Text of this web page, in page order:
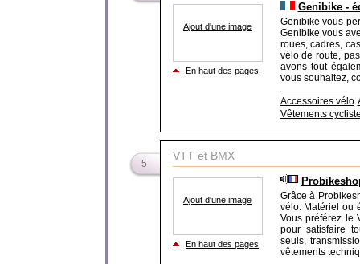
Ajout d'une image
En haut des pages
Genibike -
Genibike vous
Genibike vous
roues, cadres,
vélo de route,
avons tout
vous souhaitez,
Accessoires vélo
Vêtements
5
VTT et BMX
Ajout d'une image
En haut des pages
Grâce à
vélo. Matériel ou
Vous préférez le
pour satisfaire
seuls,
vêtements